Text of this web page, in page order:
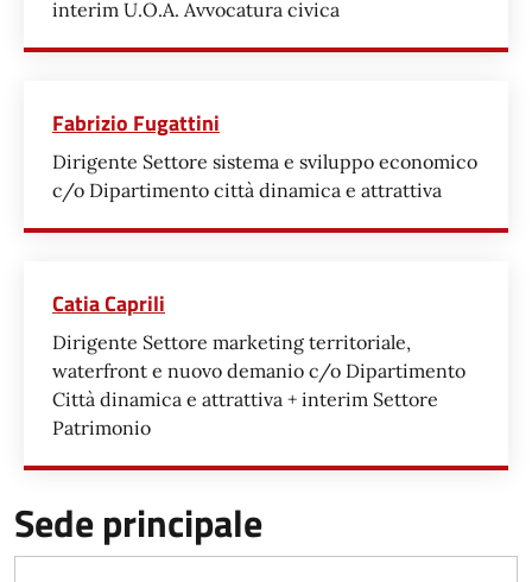
interim U.O.A. Avvocatura civica
Fabrizio Fugattini
Dirigente Settore sistema e sviluppo economico
c/o Dipartimento città dinamica e attrattiva
Catia Caprili
Dirigente Settore marketing territoriale,
waterfront e nuovo demanio c/o Dipartimento
Città dinamica e attrattiva + interim Settore
Patrimonio
Sede principale